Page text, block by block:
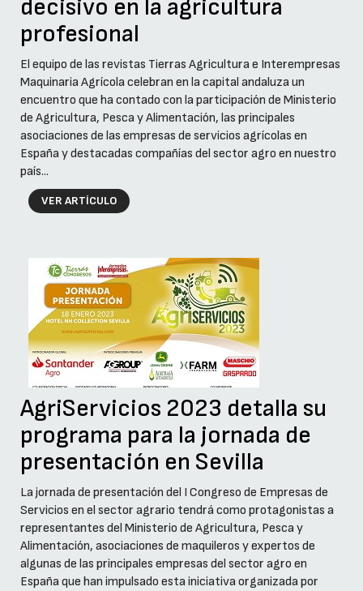
decisivo en la agricultura
profesional
El equipo de las revistas Tierras Agricultura e Interempresas
Maquinaria Agrícola celebran en la capital andaluza un
encuentro que ha contado con la participación de Ministerio
de Agricultura, Pesca y Alimentación, las principales
asociaciones de las empresas de servicios agrícolas en
España y destacadas compañías del sector agro en nuestro
país...
VER ARTÍCULO
AgriServicios 2023 detalla su
programa para la jornada de
presentación en Sevilla
La jornada de presentación del I Congreso de Empresas de
Servicios en el sector agrario tendrá como protagonistas a
representantes del Ministerio de Agricultura, Pesca y
Alimentación, asociaciones de maquileros y expertos de
algunas de las principales empresas del sector agro en
España que han impulsado esta iniciativa organizada por